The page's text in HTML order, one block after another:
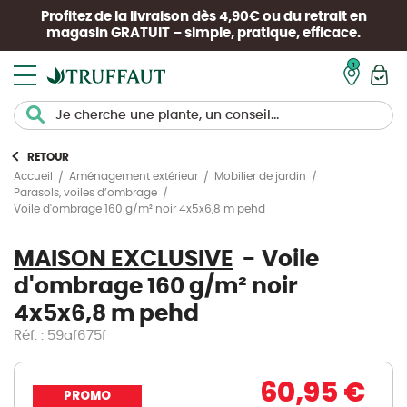
Profitez de la livraison dès 4,90€ ou du retrait en
magasin GRATUIT – simple, pratique, efficace.
RETOUR
Accueil
Aménagement extérieur
Mobilier de jardin
Parasols, voiles d’ombrage
Voile d'ombrage 160 g/m² noir 4x5x6,8 m pehd
MAISON EXCLUSIVE
Voile
d'ombrage 160 g/m² noir
4x5x6,8 m pehd
Réf. : 59af675f
PROMO 60,95 €